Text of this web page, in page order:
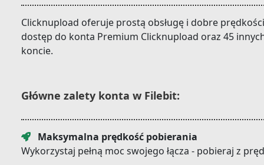
Clicknupload oferuje prostą obsługę i dobre
dostęp do konta Premium Clicknupload oraz 45
koncie.
Główne zalety konta w Filebit:
Maksymalna prędkość pobierania
Wykorzystaj pełną moc swojego łącza - pobieraj z